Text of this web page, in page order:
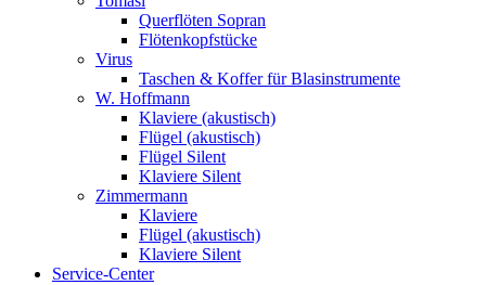
Querflöten Sopran
Flötenkopfstücke
Virus
Taschen & Koffer für Blasinstrumente
W. Hoffmann
Klaviere (akustisch)
Flügel (akustisch)
Flügel Silent
Klaviere Silent
Zimmermann
Klaviere
Flügel (akustisch)
Klaviere Silent
Service-Center